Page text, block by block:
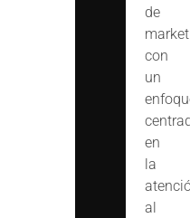
de
con
un
en
la
al